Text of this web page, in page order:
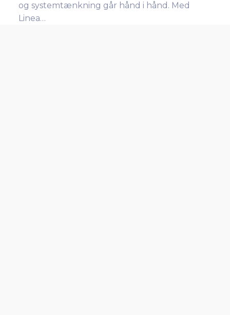
og systemtænkning går hånd i hånd. Med
Linea…